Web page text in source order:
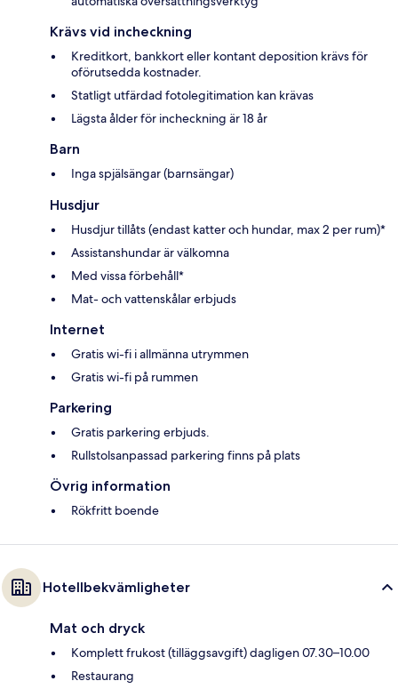
Krävs vid incheckning
Kreditkort, bankkort eller kontant deposition krävs för
oförutsedda kostnader.
Statligt utfärdad fotolegitimation kan krävas
Lägsta ålder för incheckning är 18 år
Barn
Inga spjälsängar (barnsängar)
Husdjur
Husdjur tillåts (endast katter och hundar, max 2 per rum)*
Assistanshundar är välkomna
Med vissa förbehåll*
Mat- och vattenskålar erbjuds
Internet
Gratis wi-fi i allmänna utrymmen
Gratis wi-fi på rummen
Parkering
Gratis parkering erbjuds.
Rullstolsanpassad parkering finns på plats
Övrig information
Rökfritt boende
Hotellbekvämligheter
Mat och dryck
Komplett frukost (tilläggsavgift) dagligen 07.30–10.00
Restaurang